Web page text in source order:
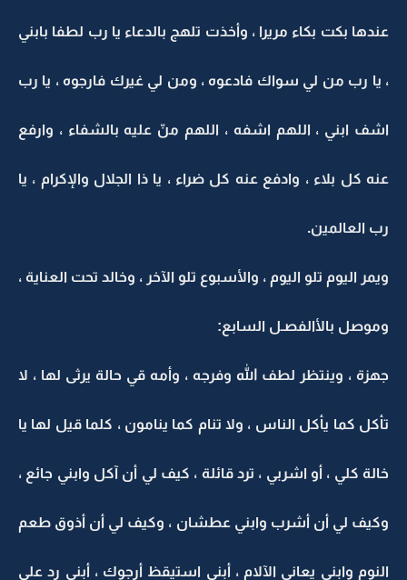
عندها بكت بكاء مريرا ، وأخذت تلهج بالدعاء يا رب لطفا بابني
، يا رب من لي سواك فادعوه ، ومن لي غيرك فارجوه ، يا رب
اشف ابني ، اللهم اشفه ، اللهم منّ عليه بالشفاء ، وارفع
عنه كل بلاء ، وادفع عنه كل ضراء ، يا ذا الجلال والإكرام ، يا
رب العالمين.
ويمر اليوم تلو اليوم ، والأسبوع تلو الآخر ، وخالد تحت العناية ،
وموصل بالأالفصـل السابع:
جهزة ، وينتظر لطف الله وفرجه ، وأمه قي حالة يرثى لها ، لا
تأكل كما يأكل الناس ، ولا تنام كما ينامون ، كلما قيل لها يا
خالة كلي ، أو اشربي ، ترد قائلة ، كيف لي أن آكل وابني جائع ،
وكيف لي أن أشرب وابني عطشان ، وكيف لي أن أذوق طعم
النوم وابني يعاني الآلام ، أبني استيقظ أرجوك ، أبني رد علي